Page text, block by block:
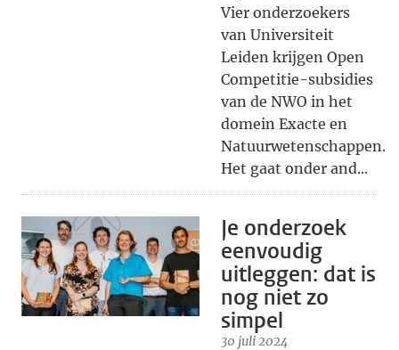
Vier onderzoekers
van Universiteit
Leiden krijgen Open
Competitie-subsidies
van de NWO in het
domein Exacte en
Natuurwetenschappen.
Het gaat onder and...
Je onderzoek
eenvoudig
uitleggen: dat is
nog niet zo
simpel
30 juli 2024